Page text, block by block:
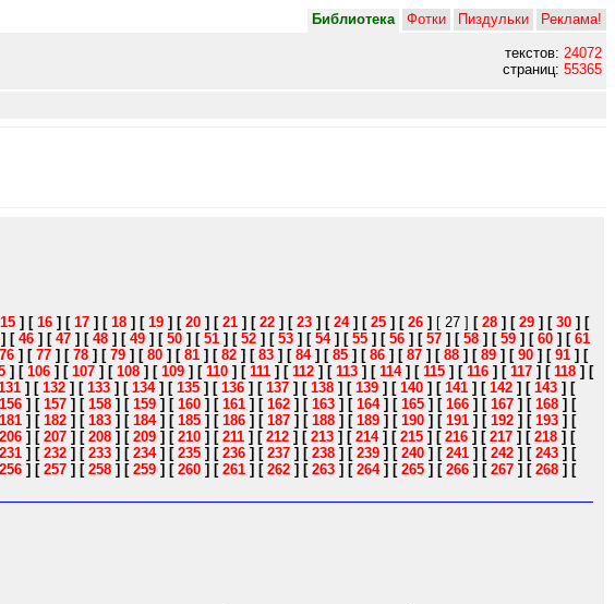
Библиотека Фотки Пиздульки Реклама!
текстов: 24072
страниц: 55365
15 ] [ 16 ] [ 17 ] [ 18 ] [ 19 ] [ 20 ] [ 21 ] [ 22 ] [ 23 ] [ 24] [ 25 ] [ 26 ] [ 27 ] [ 28 ] [ 29 ] [ 30 ] [
] [ 46 ] [ 47 ] [ 48 ] [ 49 ] [ 50 ] [ 51 ] [ 52 ] [ 53 ] [ 54] [ 55 ] [ 56 ] [ 57 ] [ 58 ] [ 59 ] [ 60 ] [ 61
76 ] [ 77 ] [ 78 ] [ 79 ] [ 80 ] [ 81 ] [ 82 ] [ 83 ] [ 84] [ 85 ] [ 86 ] [ 87 ] [ 88 ] [ 89 ] [ 90 ] [ 91 ] [
] [ 106 ] [ 107 ] [ 108 ] [ 109 ] [ 110 ] [ 111 ] [ 112 ] [ 113 ] [ 114] [ 115 ] [ 116 ] [ 117 ] [ 118 ] [
] [ 132 ] [ 133 ] [ 134] [ 135 ] [ 136 ] [ 137 ] [ 138 ] [ 139 ] [ 140 ] [ 141 ] [ 142 ] [ 143 ] [
156 ] [ 157 ] [ 158 ] [ 159 ] [ 160 ] [ 161 ] [ 162 ] [ 163 ] [ 164] [ 165 ] [ 166 ] [ 167 ] [ 168 ] [
181 ] [ 182 ] [ 183 ] [ 184] [ 185 ] [ 186 ] [ 187 ] [ 188 ] [ 189 ] [ 190 ] [ 191 ] [ 192 ] [ 193 ] [
206 ] [ 207 ] [ 208 ] [ 209 ] [ 210 ] [ 211 ] [ 212 ] [ 213 ] [ 214] [ 215 ] [ 216 ] [ 217 ] [ 218 ] [
231 ] [ 232 ] [ 233 ] [ 234] [ 235 ] [ 236 ] [ 237 ] [ 238 ] [ 239 ] [ 240 ] [ 241 ] [ 242 ] [ 243 ] [
256 ] [ 257 ] [ 258 ] [ 259 ] [ 260 ] [ 261 ] [ 262 ] [ 263 ] [ 264] [ 265 ] [ 266 ] [ 267 ] [ 268 ] [